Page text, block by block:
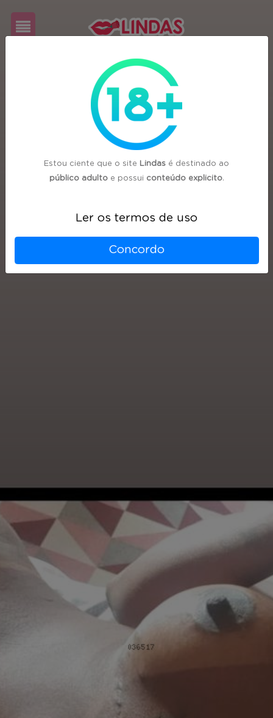
Estou ciente que o site Lindas é destinado ao
público adultoe possui conteúdo explicito.
Ler os termos de uso
Concordo